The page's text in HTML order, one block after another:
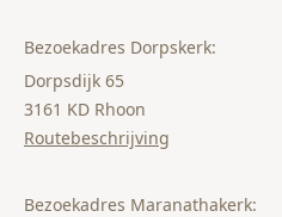
Bezoekadres Dorpskerk:
Dorpsdijk 65
3161 KD Rhoon
Routebeschrijving
Bezoekadres Maranathakerk: